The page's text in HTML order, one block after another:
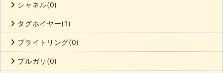
シャネル(0)
タグホイヤー(1)
ブライトリング(0)
ブルガリ(0)